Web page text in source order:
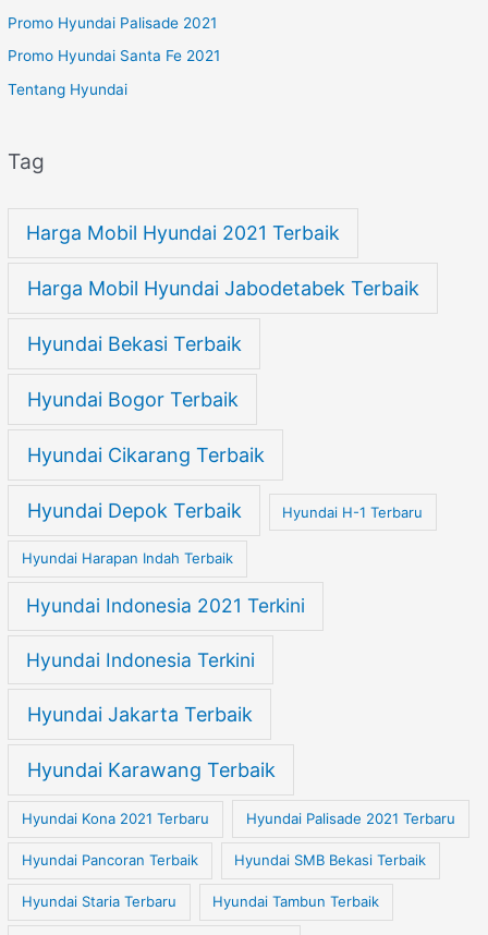
Promo Hyundai Palisade 2021
Promo Hyundai Santa Fe 2021
Tentang Hyundai
Tag
Harga Mobil Hyundai 2021 Terbaik
Harga Mobil Hyundai Jabodetabek Terbaik
Hyundai Bekasi Terbaik
Hyundai Bogor Terbaik
Hyundai Cikarang Terbaik
Hyundai Depok Terbaik Hyundai H-1 Terbaru
Hyundai Harapan Indah Terbaik
Hyundai Indonesia 2021 Terkini
Hyundai Indonesia Terkini
Hyundai Jakarta Terbaik
Hyundai Karawang Terbaik
Hyundai Kona 2021 Terbaru Hyundai Palisade 2021 Terbaru
Hyundai Pancoran Terbaik Hyundai SMB Bekasi Terbaik
Hyundai Staria Terbaru Hyundai Tambun Terbaik